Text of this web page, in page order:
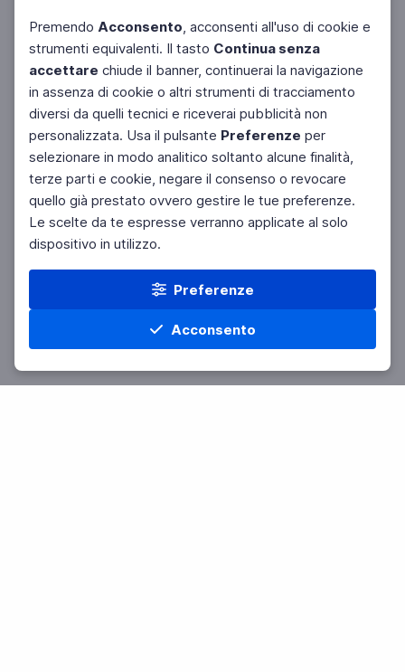
Premendo Acconsento, acconsenti all'uso di cookie e
strumenti equivalenti. Il tasto Continua senza
accettare chiude il banner, continuerai la navigazione
in assenza di cookie o altri strumenti di tracciamento
diversi da quelli tecnici e riceverai pubblicità non
personalizzata. Usa il pulsante Preferenze per
selezionare in modo analitico soltanto alcune finalità,
terze parti e cookie, negare il consenso o revocare
quello già prestato ovvero gestire le tue preferenze.
Le scelte da te espresse verranno applicate al solo
dispositivo in utilizzo.
Preferenze
Acconsento
Home Materie Cerca Menu
Facebook Twitter Instagram